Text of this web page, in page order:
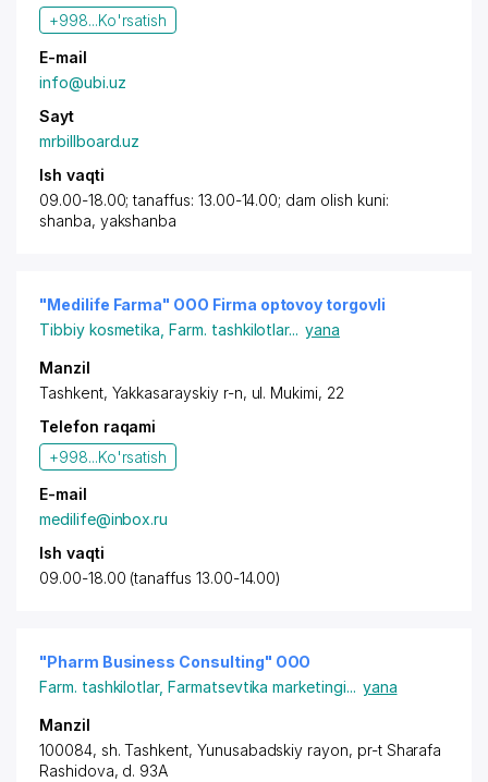
+998...Ko'rsatish
E-mail
info@ubi.uz
Sayt
mrbillboard.uz
Ish vaqti
09.00-18.00; tanaffus: 13.00-14.00; dam olish kuni:
shanba, yakshanba
"Medilife Farma" OOO Firma optovoy torgovli
Tibbiy kosmetika ,Farm. tashkilotlar... yana
Manzil
Tashkent, Yakkasarayskiy r-n, ul. Mukimi, 22
Telefon raqami
+998...Ko'rsatish
E-mail
medilife@inbox.ru
Ish vaqti
09.00-18.00 (tanaffus 13.00-14.00)
"Pharm Business Consulting" OOO
Farm. tashkilotlar,Farmatsevtika marketingi... yana
Manzil
100084, sh. Tashkent, Yunusabadskiy rayon, pr-t Sharafa
Rashidova, d. 93A